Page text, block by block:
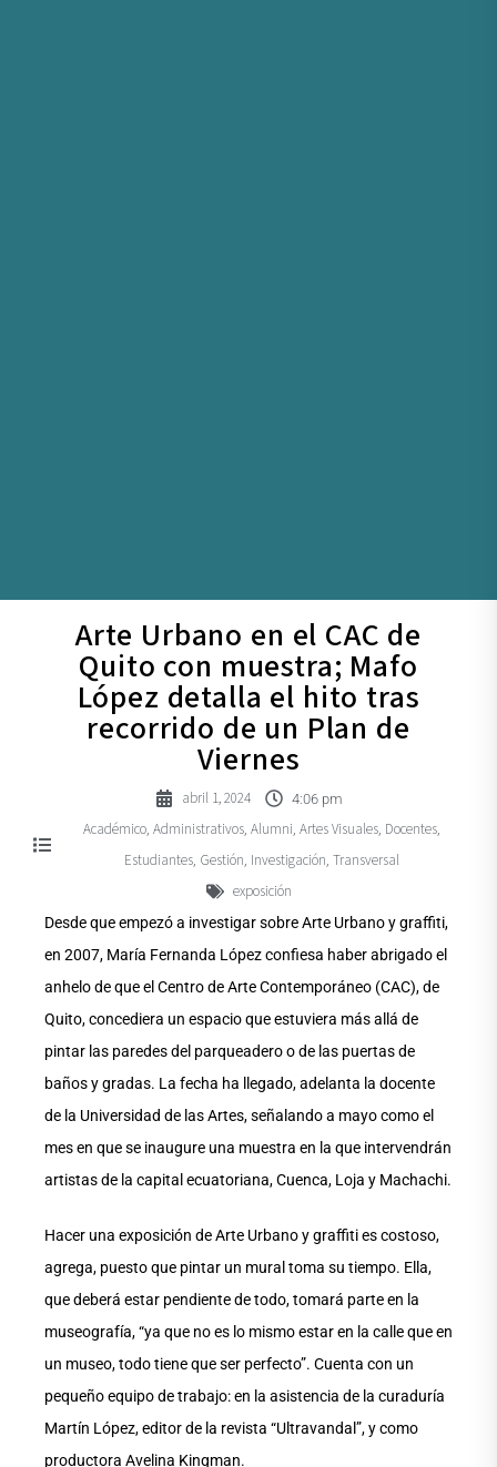
Arte Urbano en el CAC de
Quito con muestra; Mafo
López detalla el hito tras
recorrido de un Plan de
Viernes
abril 1, 2024 4:06 pm
Académico Administrativos Alumni Artes Visuales Docentes
Estudiantes Gestión Investigación Transversal
exposición
Desde que empezó a investigar sobre Arte Urbano y graffiti,
en 2007, María Fernanda López confiesa haber abrigado el
anhelo de que el Centro de Arte Contemporáneo (CAC), de
Quito, concediera un espacio que estuviera más allá de
pintar las paredes del parqueadero o de las puertas de
baños y gradas. La fecha ha llegado, adelanta la docente
de la Universidad de las Artes, señalando a mayo como el
mes en que se inaugure una muestra en la que intervendrán
artistas de la capital ecuatoriana, Cuenca, Loja y Machachi.
Hacer una exposición de Arte Urbano y graffiti es costoso,
agrega, puesto que pintar un mural toma su tiempo. Ella,
que deberá estar pendiente de todo, tomará parte en la
museografía, “ya que no es lo mismo estar en la calle que en
un museo, todo tiene que ser perfecto”. Cuenta con un
pequeño equipo de trabajo: en la asistencia de la curaduría
Martín López, editor de la revista “Ultravandal”, y como
productora Avelina Kingman.